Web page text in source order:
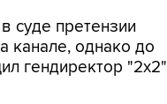
суде претензии
канале, однако до
гендиректор "2х2"